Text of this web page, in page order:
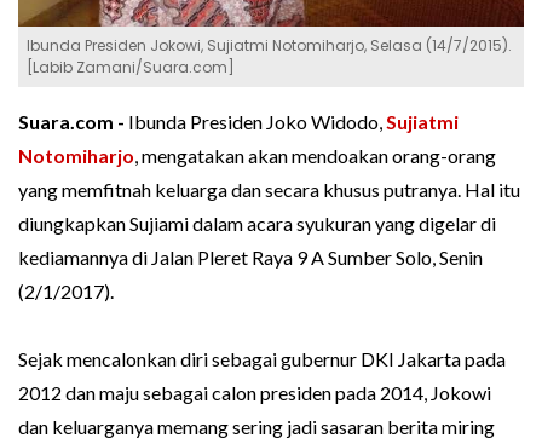
Ibunda Presiden Jokowi, Sujiatmi Notomiharjo, Selasa (14/7/2015).
[Labib Zamani/Suara.com]
Suara.com - Ibunda Presiden Joko Widodo,Sujiatmi
Notomiharjo, mengatakan akan mendoakan orang-orang
yang memfitnah keluarga dan secara khusus putranya. Hal itu
diungkapkan Sujiami dalam acara syukuran yang digelar di
kediamannya di Jalan Pleret Raya 9 A Sumber Solo, Senin
(2/1/2017).
Sejak mencalonkan diri sebagai gubernur DKI Jakarta pada
2012 dan maju sebagai calon presiden pada 2014, Jokowi
dan keluarganya memang sering jadi sasaran berita miring